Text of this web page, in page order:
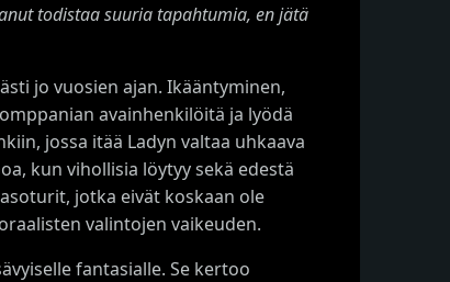
todistaa suuria tapahtumia, en jätä
jo vuosien ajan. Ikääntyminen,
avainhenkilöitä ja lyödä
jossa itää Ladyn valtaa uhkaava
kun vihollisia löytyy sekä edestä
jotka eivät koskaan ole
valintojen vaikeuden.
fantasialle. Se kertoo